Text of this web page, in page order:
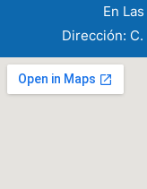
En
Dirección: